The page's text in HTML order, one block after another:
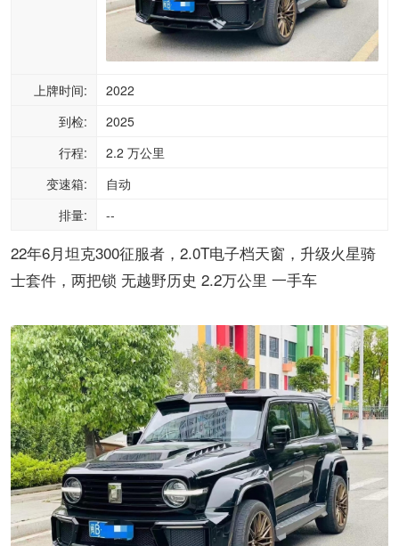
上牌时间:
2022
到检:
2025
行程:
2.2 万公里
变速箱:
自动
排量:
--
22年6月坦克300征服者，2.0T电子档天窗，升级火星骑
士套件，两把锁 无越野历史 2.2万公里 一手车